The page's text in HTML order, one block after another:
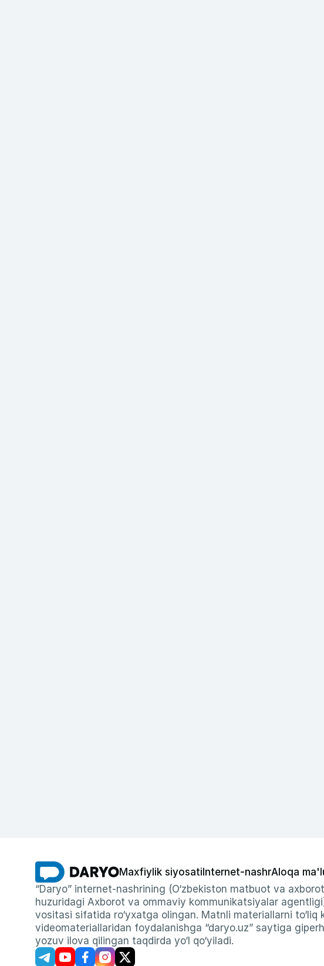
Maxfiylik siyosati Internet-nashrAloqa
“Daryo” internet-nashrining (O‘zbekiston matbuot va
huzuridagi Axborot va ommaviy kommunikatsiyalar
vositasi sifatida ro‘yxatga olingan. Matnli materiallarni
videomateriallaridan foydalanishga “daryo.uz” saytiga
yozuv ilova qilingan taqdirda yo‘l qo‘yiladi.